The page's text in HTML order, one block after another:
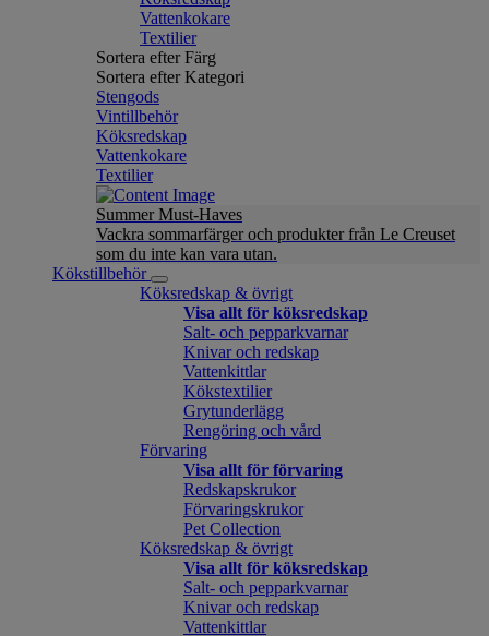
Vattenkokare
Textilier
Sortera efter Färg
Sortera efter Kategori
Stengods
Vintillbehör
Köksredskap
Vattenkokare
Textilier
Summer Must-Haves
Vackra sommarfärger och produkter från Le Creuset
som du inte kan vara utan.
Kökstillbehör
Köksredskap & övrigt
Visa allt för köksredskap
Salt- och pepparkvarnar
Knivar och redskap
Vattenkittlar
Kökstextilier
Grytunderlägg
Rengöring och vård
Förvaring
Visa allt för förvaring
Redskapskrukor
Förvaringskrukor
Pet Collection
Köksredskap & övrigt
Visa allt för köksredskap
Salt- och pepparkvarnar
Knivar och redskap
Vattenkittlar